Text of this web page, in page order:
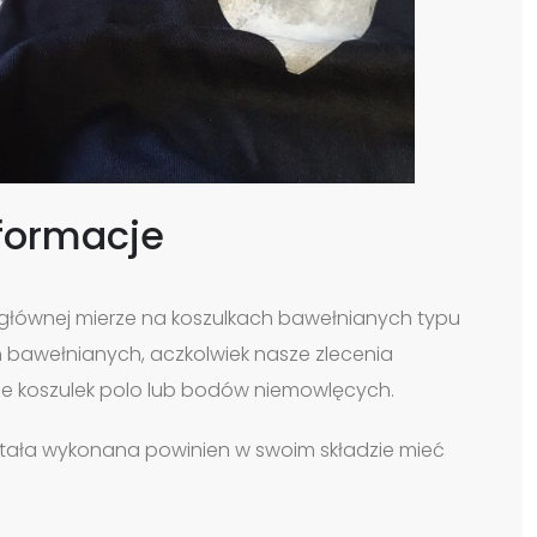
mierze na koszulkach bawełnianych typu
aczkolwiek nasze zlecenia
koszulek polo lub bodów niemowlęcych.
wykonana powinien w swoim składzie mieć